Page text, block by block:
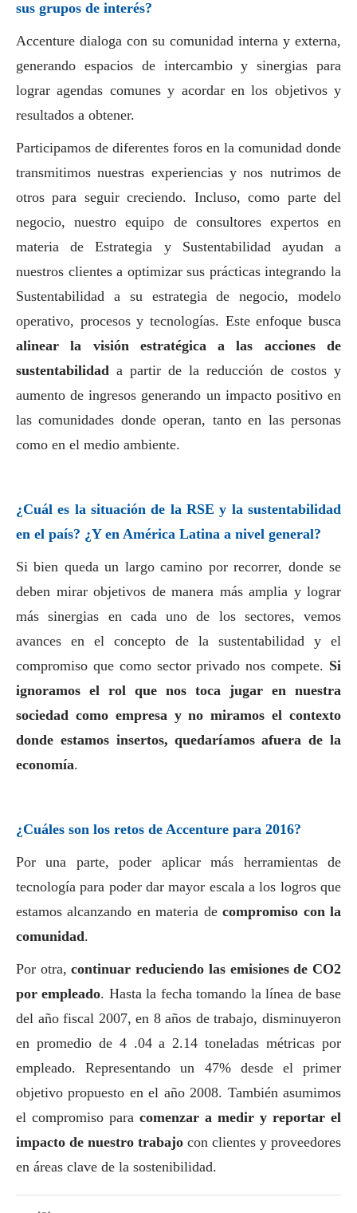
sus grupos de interés?
Accenture dialoga con su comunidad interna y externa,
generando espacios de intercambio y sinergias para
lograr agendas comunes y acordar en los objetivos y
resultados a obtener.
Participamos de diferentes foros en la comunidad donde
transmitimos nuestras experiencias y nos nutrimos de
otros para seguir creciendo. Incluso, como parte del
negocio, nuestro equipo de consultores expertos en
materia de Estrategia y Sustentabilidad ayudan a
nuestros clientes a optimizar sus prácticas integrando la
Sustentabilidad a su estrategia de negocio, modelo
operativo, procesos y tecnologías. Este enfoque busca
alinear la visión estratégica a las acciones de
sustentabilidad a partir de la reducción de costos y
aumento de ingresos generando un impacto positivo en
las comunidades donde operan, tanto en las personas
como en el medio ambiente.
¿Cuál es la situación de la RSE y la sustentabilidad
en el país? ¿Y en América Latina a nivel general?
Si bien queda un largo camino por recorrer, donde se
deben mirar objetivos de manera más amplia y lograr
más sinergias en cada uno de los sectores, vemos
avances en el concepto de la sustentabilidad y el
compromiso que como sector privado nos compete. Si
ignoramos el rol que nos toca jugar en nuestra
sociedad como empresa y no miramos el contexto
donde estamos insertos, quedaríamos afuera de la
economía.
¿Cuáles son los retos de Accenture para 2016?
Por una parte, poder aplicar más herramientas de
tecnología para poder dar mayor escala a los logros que
estamos alcanzando en materia decompromiso con la
comunidad.
Por otra,continuar reduciendo las emisiones de CO2
por empleado. Hasta la fecha tomando la línea de base
del año fiscal 2007, en 8 años de trabajo, disminuyeron
en promedio de 4 .04 a 2.14 toneladas métricas por
empleado. Representando un 47% desde el primer
objetivo propuesto en el año 2008. También asumimos
el compromiso para comenzar a medir y reportar el
impacto de nuestro trabajo con clientes y proveedores
en áreas clave de la sostenibilidad.